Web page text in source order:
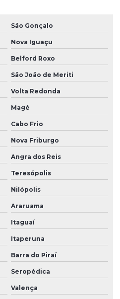
aplicações técnicas
São Gonçalo
Nova Iguaçu
Belford Roxo
São João de Meriti
Volta Redonda
Magé
Cabo Frio
Nova Friburgo
Angra dos Reis
Teresópolis
Nilópolis
Araruama
Itaguaí
Itaperuna
Barra do Piraí
Seropédica
Valença